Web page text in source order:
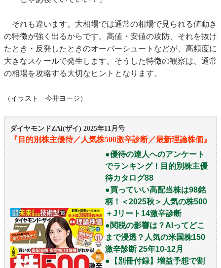
それも違います。大相場では通常の相場で見られる値動き
の特徴が強く出るからです。高値・安値の攻防、それを抜け
たとき・反発したときのオーバーシュートなどが、高頻度に
大きなスケールで発生します。そうした特徴の観察は、通常
の相場を攻略する大切なヒントとなります。
（イラスト 今井ヨージ）
ダイヤモンドZAi(ザイ) 2025年11月号
『目的別株主優待／人気株500激辛診断／最新理論株価』
●優待の達人へのアンケート
でランキング！目的別株主優
待カタログ88
●買っていい高配当株は98銘
柄！＜2025秋＞人気の株500
＋Jリート14激辛診断
●関税の影響は？AIってどこ
まで浸透？人気の米国株150
激辛診断 25年10-12月
●【別冊付録】増益予想で割